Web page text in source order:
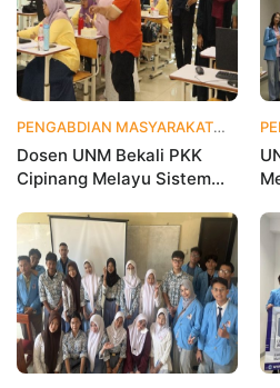
PENGABDIAN MASYARAKAT 1
Dosen UNM Bekali PKK
Cipinang Melayu Sistem
Dorong Pemberdayaan
Berbasis Data